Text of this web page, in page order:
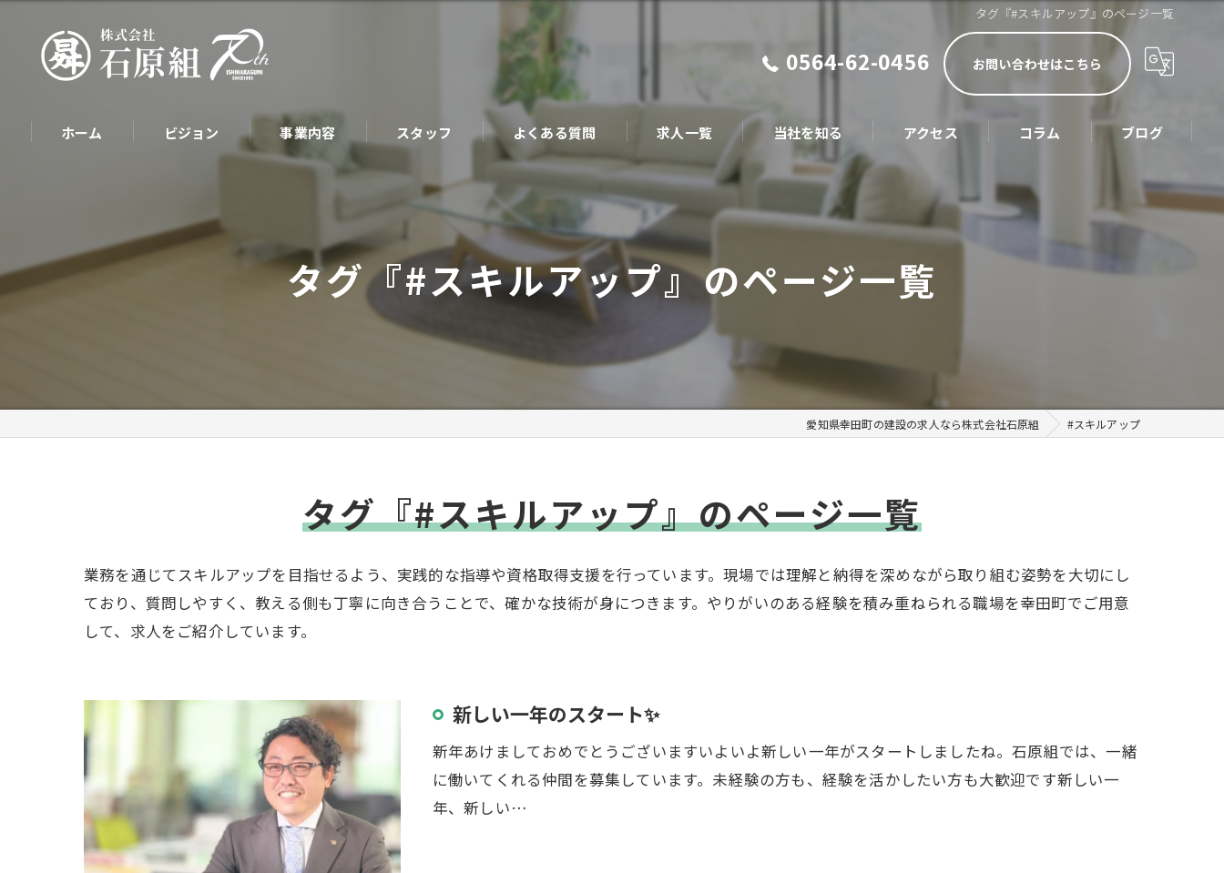
タグ『#スキルアップ』のページ一覧
0564-62-0456 お問い合わせはこちら
ホーム ビジョン 事業内容 スタッフ よくある質問 求人一覧 当社を知る
施工管理技士
転職
アクセス コラム ブログ
タグ『#スキルアップ』のページ一覧
愛知県幸田町の建設の求人なら株式会社石原組 #スキルアップ
タグ『#スキルアップ』のページ一覧
業務を通じてスキルアップを目指せるよう、実践的な指導や資格取得支援を行っています。現場では理解と納得を深めながら取り組む姿勢を大切にし
ており、質問しやすく、教える側も丁寧に向き合うことで、確かな技術が身につきます。やりがいのある経験を積み重ねられる職場を幸田町でご用意
して、求人をご紹介しています。
新しい一年のスタート✨
新年あけましておめでとうございますいよいよ新しい一年がスタートしましたね。石原組では、一緒
に働いてくれる仲間を募集しています。未経験の方も、経験を活かしたい方も大歓迎です新しい一
年、新しい…